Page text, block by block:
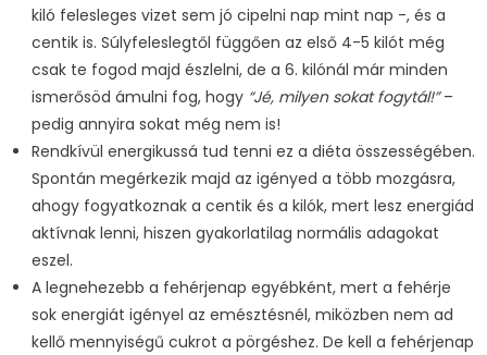
kiló felesleges vizet sem jó cipelni nap mint nap -, és a
centik is. Súlyfeleslegtől függően az első 4-5 kilót még
csak te fogod majd észlelni, de a 6. kilónál már minden
ismerősöd ámulni fog, hogy “Jé, milyen sokat fogytál!”–
pedig annyira sokat még nem is!
Rendkívül energikussá tud tenni ez a diéta összességében.
Spontán megérkezik majd az igényed a több mozgásra,
ahogy fogyatkoznak a centik és a kilók, mert lesz energiád
aktívnak lenni, hiszen gyakorlatilag normális adagokat
eszel.
A legnehezebb a fehérjenap egyébként, mert a fehérje
sok energiát igényel az emésztésnél, miközben nem ad
kellő mennyiségű cukrot a pörgéshez. De kell a fehérjenap